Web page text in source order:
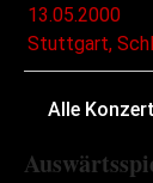
13.05.2000
Stuttgart,
Alle